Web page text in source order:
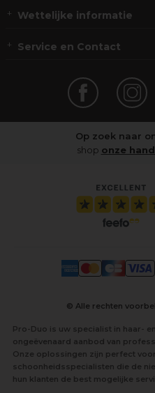
Wettelijke informatie
Service en Contact
Op zoek naar
shop onze
© Alle rechten
Pro-Duo is uw specialist in haar-
ongeëvenaard aanbod van
Onze oplossingen zijn perfect
schoonheidsspecialisten die de
hun klanten de best mogelijke